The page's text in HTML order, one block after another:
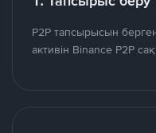
P2P тапсырысын
активін Binance P2P